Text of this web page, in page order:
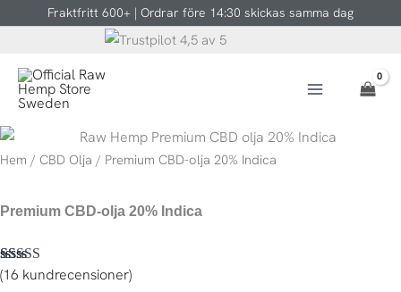
Fraktfritt 600+ | Ordrar före 14:30 skickas samma dag
Hem / CBD Olja / Premium CBD-olja 20% Indica
Premium CBD-olja 20% Indica
Betygsatt
16
(16 kundrecensioner)